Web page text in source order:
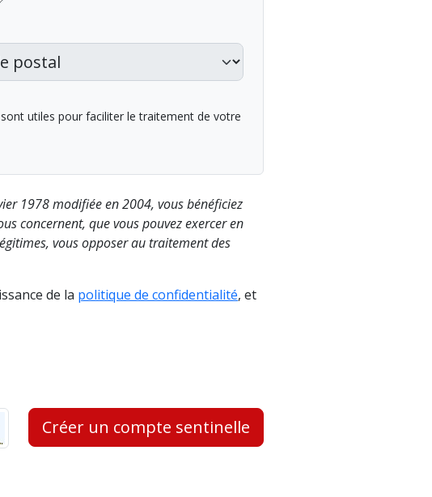
utiles pour faciliter le traitement de votre
1978 modifiée en 2004, vous bénéficiez
concernent, que vous pouvez exercer en
vous opposer au traitement des
de la politique de confidentialité, et
Créer un compte sentinelle